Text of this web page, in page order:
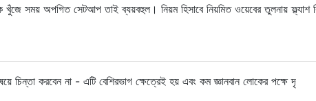
খুঁজে সময় অপগিত সেটআপ তাই ব্যয়বহুল। নিয়ম হিসাবে নিয়মিত ওয়েবের তুলনায় ফ্ল্যাশ
চিন্তা করবেন না - এটি বেশিরভাগ ক্ষেত্রেই হয় এবং কম জ্ঞানবান লোকের পক্ষে দৃ